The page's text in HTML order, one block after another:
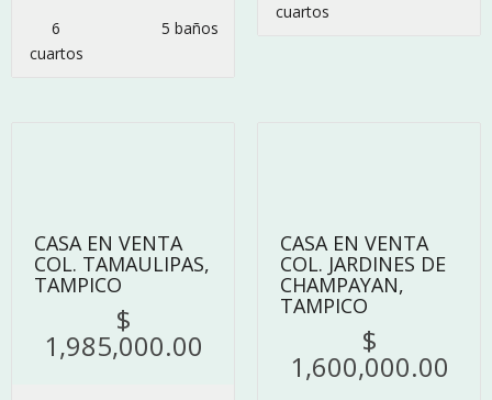
6
сuartos
5 baños
сuartos
CASA EN VENTA
COL. TAMAULIPAS,
TAMPICO
$
1,985,000.00
CASA EN VENTA
COL. JARDINES DE
CHAMPAYAN,
TAMPICO
$
1,600,000.00